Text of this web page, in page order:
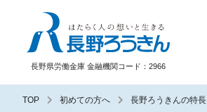
長野県労働金庫 金融機関コード：2966
TOP 初めての方へ 長野ろうきんの特長